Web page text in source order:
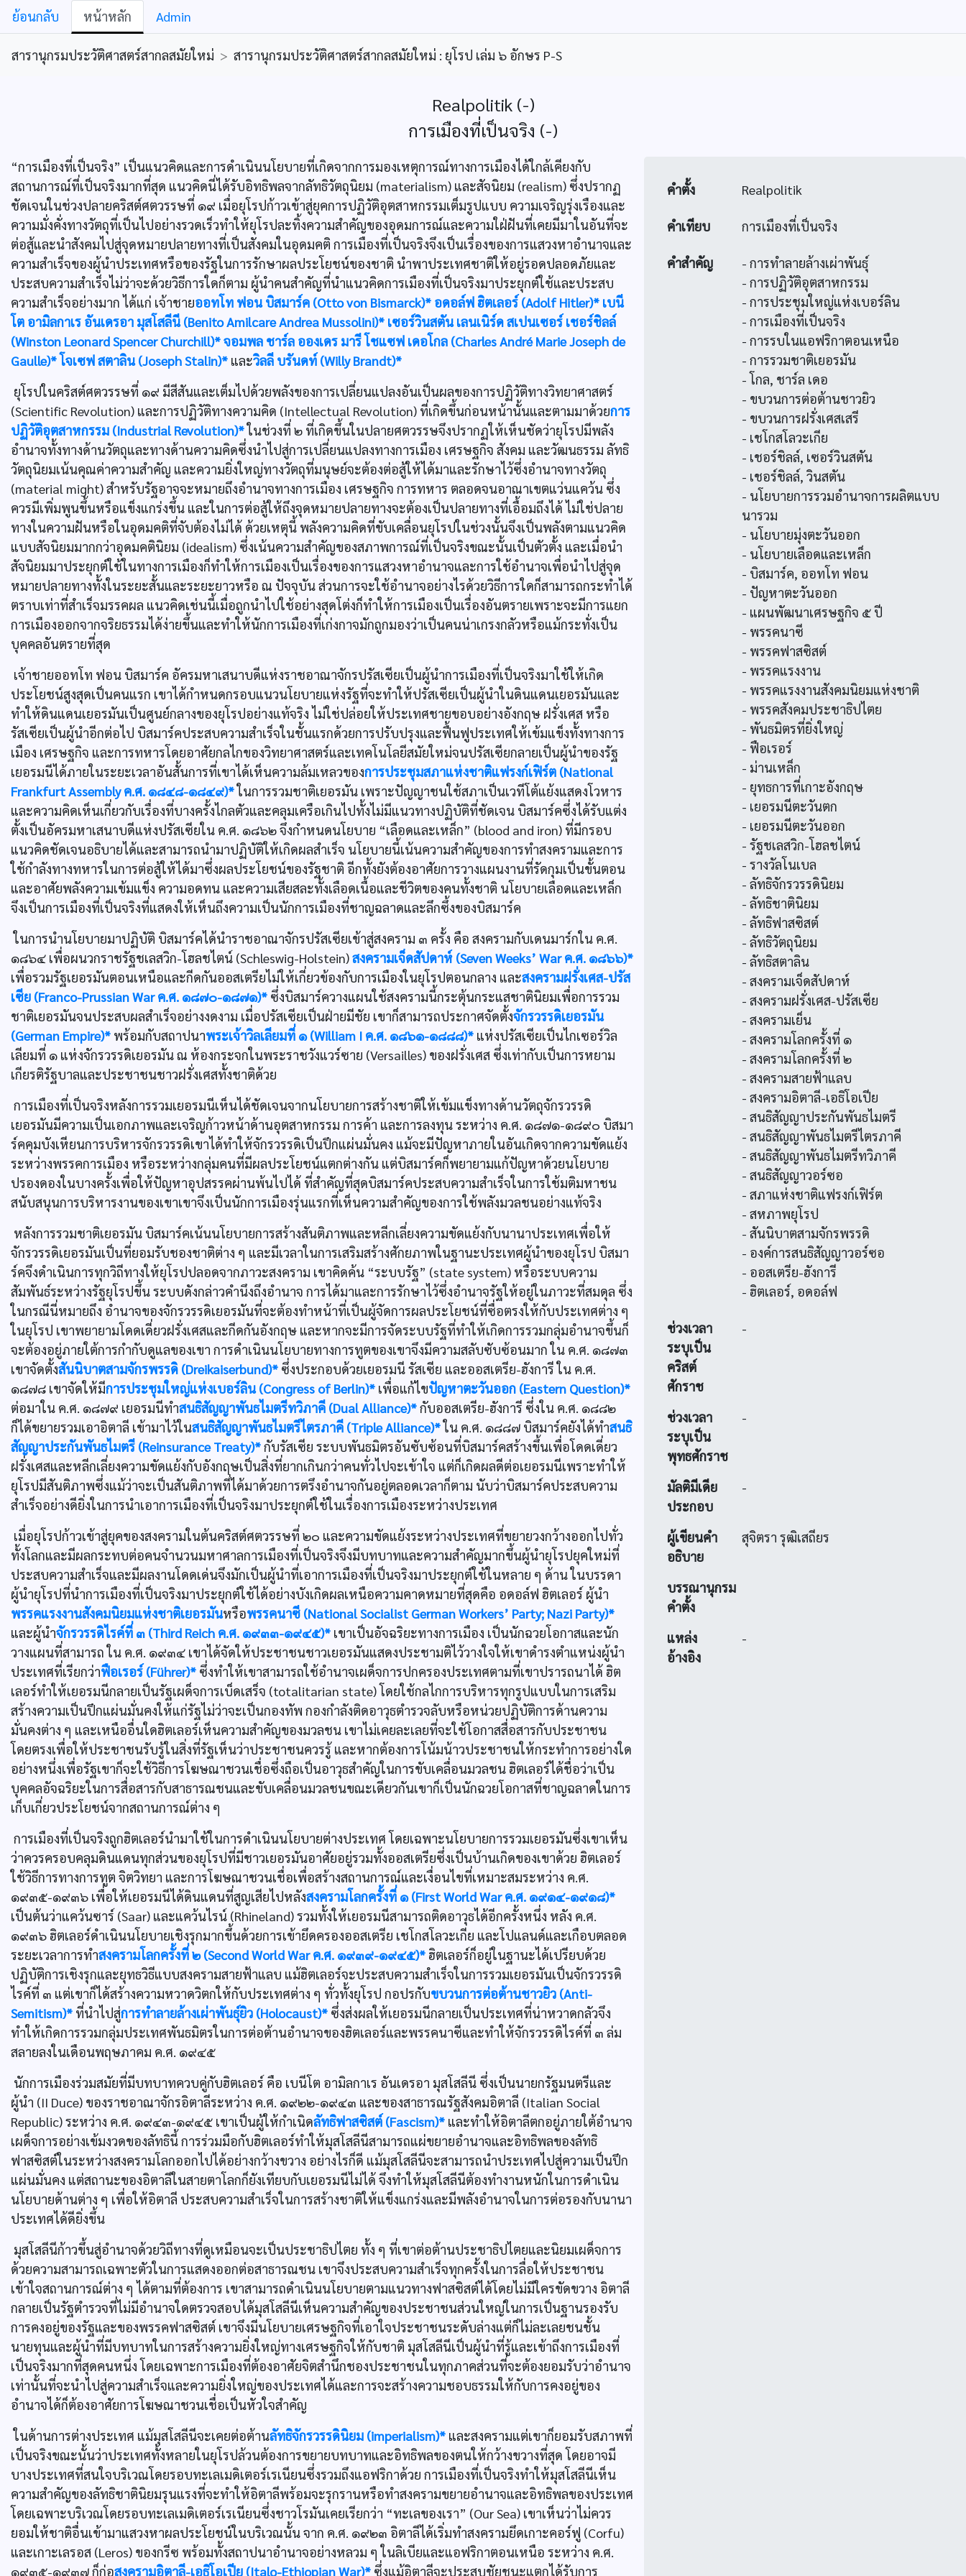
ย้อนกลับ หน้าหลัก Admin
สารานุกรมประวัติศาสตร์สากลสมัยใหม่ > สารานุกรมประวัติศาสตร์สากลสมัยใหม่ : ยุโรป เล่ม ๖ อักษร P-S
Realpolitik (-)
การเมืองที่เป็นจริง (-)
“การเมืองที่เป็นจริง” เป็นแนวคิดและการดำเนินนโยบายที่เกิดจากการมองเหตุการณ์ทางการเมืองได้ใกล้เคียงกับ
สถานการณ์ที่เป็นจริงมากที่สุด แนวคิดนี่ได้รับอิทธิพลจากลัทธิวัตถุนิยม (materialism) และสัจนิยม (realism) ซึ่งปรากฏ
ชัดเจนในช่วงปลายคริสต์ศตวรรษที่ ๑๙ เมื่อยุโรปก้าวเข้าสู่ยุคการปฏิวัติอุตสาหกรรมเต็มรูปแบบ ความเจริญรุ่งเรืองและ
ความมั่งคั่งทางวัตถุที่เป็นไปอย่างรวดเร็วทำให้ยุโรปละทิ้งความสำคัญของอุดมการณ์และความใฝ่ฝันที่เคยมีมาในอันที่จะ
ต่อสู้และนำสังคมไปสู่จุดหมายปลายทางที่เป็นสังคมในอุดมคติ การเมืองที่เป็นจริงจึงเป็นเรื่องของการแสวงหาอำนาจและ
ความสำเร็จของผู้นำประเทศหรือของรัฐในการรักษาผลประโยชน์ของชาติ นำพาประเทศชาติให้อยู่รอดปลอดภัยและ
ประสบความสำเร็จไม่ว่าจะด้วยวิธีการใดก็ตาม ผู้นำคนสำคัญที่นำแนวคิดการเมืองที่เป็นจริงมาประยุกต์ใช้และประสบ
ความสำเร็จอย่างมาก ได้แก่ เจ้าชายออทโท ฟอน บิสมาร์ค (Otto von Bismarck)* อดอล์ฟ ฮิตเลอร์ (Adolf Hitler)* เบนี
โต อามิลกาเร อันเดรอา มุสโสลีนี (Benito Amilcare Andrea Mussolini)* เซอร์วินสตัน เลนเนิร์ด สเปนเซอร์ เชอร์ชิลล์
(Winston Leonard Spencer Churchill)*จอมพล ชาร์ล อองเดร มารี โชแซฟ เดอโกล (Charles André Marie Joseph de
Gaulle)*โจเซฟ สตาลิน (Joseph Stalin)* และวิลลี บรันดท์ (Willy Brandt)*
ยุโรปในคริสต์ศตวรรษที่ ๑๙ มีสีสันและเต็มไปด้วยพลังของการเปลี่ยนแปลงอันเป็นผลของการปฏิวัติทางวิทยาศาสตร์
(Scientific Revolution) และการปฏิวัติทางความคิด (Intellectual Revolution) ที่เกิดขึ้นก่อนหน้านั้นและตามมาด้วยการ
ปฏิวัติอุตสาหกรรม (Industrial Revolution)*ในช่วงที่ ๒ ที่เกิดขึ้นในปลายศตวรรษจึงปรากฏให้เห็นชัดว่ายุโรปมีพลัง
อำนาจทั้งทางด้านวัตถุและทางด้านความคิดซึ่งนำไปสู่การเปลี่ยนแปลงทางการเมือง เศรษฐกิจ สังคม และวัฒนธรรม ลัทธิ
วัตถุนิยมเน้นคุณค่าความสำคัญ และความยิ่งใหญ่ทางวัตถุที่มนุษย์จะต้องต่อสู้ให้ได้มาและรักษาไว้ซึ่งอำนาจทางวัตถุ
(material might) สำหรับรัฐอาจจะหมายถึงอำนาจทางการเมือง เศรษฐกิจ การทหาร ตลอดจนอาณาเขตแว่นแคว้น ซึ่ง
ควรมีเพิ่มพูนขึ้นหรือแข็งแกร่งขึ้น และในการต่อสู้ให้ถึงจุดหมายปลายทางจะต้องเป็นปลายทางที่เอื้อมถึงได้ ไม่ใช่ปลาย
ทางในความฝันหรือในอุดมคติที่จับต้องไม่ได้ ด้วยเหตุนี้ พลังความคิดที่ขับเคลื่อนยุโรปในช่วงนั้นจึงเป็นพลังตามแนวคิด
แบบสัจนิยมมากกว่าอุดมคตินิยม (idealism) ซึ่งเน้นความสำคัญของสภาพการณ์ที่เป็นจริงขณะนั้นเป็นตัวตั้ง และเมื่อนำ
สัจนิยมมาประยุกต์ใช้ในทางการเมืองก็ทำให้การเมืองเป็นเรื่องของการแสวงหาอำนาจและการใช้อำนาจเพื่อนำไปสู่จุด
หมายปลายทางทั้งในระยะสั้นและระยะยาวหรือ ณ ปัจจุบัน ส่วนการจะใช้อำนาจอย่างไรด้วยวิธีการใดก็สามารถกระทำได้
ตราบเท่าที่สำเร็จมรรคผล แนวคิดเช่นนี้เมื่อถูกนำไปใช้อย่างสุดโต่งก็ทำให้การเมืองเป็นเรื่องอันตรายเพราะจะมีการแยก
การเมืองออกจากจริยธรรมได้ง่ายขึ้นและทำให้นักการเมืองที่เก่งกาจมักถูกมองว่าเป็นคนน่าเกรงกลัวหรือแม้กระทั่งเป็น
บุคคลอันตรายที่สุด
เจ้าชายออทโท ฟอน บิสมาร์ค อัครมหาเสนาบดีแห่งราชอาณาจักรปรัสเซียเป็นผู้นำการเมืองที่เป็นจริงมาใช้ให้เกิด
ประโยชน์สูงสุดเป็นคนแรก เขาได้กำหนดกรอบแนวนโยบายแห่งรัฐที่จะทำให้ปรัสเซียเป็นผู้นำในดินแดนเยอรมันและ
ทำให้ดินแดนเยอรมันเป็นศูนย์กลางของยุโรปอย่างแท้จริง ไม่ใช่ปล่อยให้ประเทศชายขอบอย่างอังกฤษ ฝรั่งเศส หรือ
รัสเซียเป็นผู้นำอีกต่อไป บิสมาร์คประสบความสำเร็จในชั้นแรกด้วยการปรับปรุงและฟื้นฟูประเทศให้เข้มแข็งทั้งทางการ
เมือง เศรษฐกิจ และการทหารโดยอาศัยกลไกของวิทยาศาสตร์และเทคโนโลยีสมัยใหม่จนปรัสเซียกลายเป็นผู้นำของรัฐ
เยอรมนีได้ภายในระยะเวลาอันสั้นการที่เขาได้เห็นความล้มเหลวของการประชุมสภาแห่งชาติแฟรงก์เฟิร์ต (National
Frankfurt Assembly ค.ศ. ๑๘๔๘-๑๘๔๙)*ในการรวมชาติเยอรมัน เพราะปัญญาชนใช้สภาเป็นเวทีโต้แย้งแสดงโวหาร
และความคิดเห็นเกี่ยวกับเรื่องที่บางครั้งไกลตัวและคลุมเครือเกินไปทั้งไม่มีแนวทางปฏิบัติที่ชัดเจน บิสมาร์คซึ่งได้รับแต่ง
ตั้งเป็นอัครมหาเสนาบดีแห่งปรัสเซียใน ค.ศ. ๑๘๖๒ จึงกำหนดนโยบาย “เลือดและเหล็ก” (blood and iron) ที่มีกรอบ
แนวคิดชัดเจนอธิบายได้และสามารถนำมาปฏิบัติให้เกิดผลสำเร็จ นโยบายนี้เน้นความสำคัญของการทำสงครามและการ
ใช้กำลังทางทหารในการต่อสู้ให้ได้มาซึ่งผลประโยชน์ของรัฐชาติ อีกทั้งยังต้องอาศัยการวางแผนงานที่รัดกุมเป็นขั้นตอน
และอาศัยพลังความเข้มแข็ง ความอดทน และความเสียสละทั้งเลือดเนื้อและชีวิตของคนทั้งชาติ นโยบายเลือดและเหล็ก
จึงเป็นการเมืองที่เป็นจริงที่แสดงให้เห็นถึงความเป็นนักการเมืองที่ชาญฉลาดและลึกซึ้งของบิสมาร์ค
ในการนำนโยบายมาปฏิบัติ บิสมาร์คได้นำราชอาณาจักรปรัสเซียเข้าสู่สงคราม ๓ ครั้ง คือ สงครามกับเดนมาร์กใน ค.ศ.
๑๘๖๔ เพื่อผนวกราชรัฐชเลสวิก-โฮลชไตน์ (Schleswig-Holstein)สงครามเจ็ดสัปดาห์ (Seven Weeks’ War ค.ศ. ๑๘๖๖)*
เพื่อรวมรัฐเยอรมันตอนเหนือและกีดกันออสเตรียไม่ให้เกี่ยวข้องกับการเมืองในยุโรปตอนกลาง และสงครามฝรั่งเศส-ปรัส
เซีย (Franco-Prussian War ค.ศ. ๑๘๗๐-๑๘๗๑)* ซึ่งบิสมาร์ควางแผนใช้สงครามนี้กระตุ้นกระแสชาตินิยมเพื่อการรวม
ชาติเยอรมันจนประสบผลสำเร็จอย่างงดงาม เมื่อปรัสเซียเป็นฝ่ายมีชัย เขาก็สามารถประกาศจัดตั้งจักรวรรดิเยอรมัน
(German Empire)* พร้อมกับสถาปนาพระเจ้าวิลเลียมที่ ๑ (William I ค.ศ. ๑๘๖๑-๑๘๘๘)* แห่งปรัสเซียเป็นไกเซอร์วิล
เลียมที่ ๑ แห่งจักรวรรดิเยอรมัน ณ ห้องกระจกในพระราชวังแวร์ซาย (Versailles) ของฝรั่งเศส ซึ่งเท่ากับเป็นการหยาม
เกียรติรัฐบาลและประชาชนชาวฝรั่งเศสทั้งชาติด้วย
การเมืองที่เป็นจริงหลังการรวมเยอรมนีเห็นได้ชัดเจนจากนโยบายการสร้างชาติให้เข้มแข็งทางด้านวัตถุจักรวรรดิ
เยอรมันมีความเป็นเอกภาพและเจริญก้าวหน้าด้านอุตสาหกรรม การค้า และการลงทุน ระหว่าง ค.ศ. ๑๘๗๑-๑๘๙๐ บิสมา
ร์คคุมบังเหียนการบริหารจักรวรรดิเขาได้ทำให้จักรวรรดิเป็นปึกแผ่นมั่นคง แม้จะมีปัญหาภายในอันเกิดจากความขัดแย้ง
ระหว่างพรรคการเมือง หรือระหว่างกลุ่มคนที่มีผลประโยชน์แตกต่างกัน แต่บิสมาร์คก็พยายามแก้ปัญหาด้วยนโยบาย
ปรองดองในบางครั้งเพื่อให้ปัญหาอุปสรรคผ่านพ้นไปได้ ที่สำคัญที่สุดบิสมาร์คประสบความสำเร็จในการใช้มติมหาชน
สนับสนุนการบริหารงานของเขาเขาจึงเป็นนักการเมืองรุ่นแรกที่เห็นความสำคัญของการใช้พลังมวลชนอย่างแท้จริง
หลังการรวมชาติเยอรมัน บิสมาร์คเน้นนโยบายการสร้างสันติภาพและหลีกเลี่ยงความขัดแย้งกับนานาประเทศเพื่อให้
จักรวรรดิเยอรมันเป็นที่ยอมรับชองชาติต่าง ๆ และมีเวลาในการเสริมสร้างศักยภาพในฐานะประเทศผู้นำของยุโรป บิสมา
ร์คจึงดำเนินการทุกวิถีทางให้ยุโรปปลอดจากภาวะสงคราม เขาคิดค้น “ระบบรัฐ” (state system) หรือระบบความ
สัมพันธ์ระหว่างรัฐยุโรปขึ้น ระบบดังกล่าวคำนึงถึงอำนาจ การได้มาและการรักษาไว้ซึ่งอำนาจรัฐให้อยู่ในภาวะที่สมดุล ซึ่ง
ในกรณีนี่หมายถึง อำนาจของจักรวรรดิเยอรมันที่จะต้องทำหน้าที่เป็นผู้จัดการผลประโยชน์ที่ซื่อตรงให้กับประเทศต่าง ๆ
ในยุโรป เขาพยายามโดดเดี่ยวฝรั่งเศสและกีดกันอังกฤษ และหากจะมีการจัดระบบรัฐที่ทำให้เกิดการรวมกลุ่มอำนาจขึ้นก็
จะต้องอยู่ภายใต้การกำกับดูแลของเขา การดำเนินนโยบายทางการทูตของเขาจึงมีความสลับซับซ้อนมาก ใน ค.ศ. ๑๘๗๓
เขาจัดตั้งสันนิบาตสามจักรพรรดิ (Dreikaiserbund)* ซึ่งประกอบด้วยเยอรมนี รัสเซีย และออสเตรีย-ฮังการี ใน ค.ศ.
๑๘๗๘ เขาจัดให้มีการประชุมใหญ่แห่งเบอร์ลิน (Congress of Berlin)* เพื่อแก้ไขปัญหาตะวันออก (Eastern Question)*
ต่อมาใน ค.ศ. ๑๘๗๙ เยอรมนีทำสนธิสัญญาพันธไมตรีทวิภาคี (Dual Alliance)*กับออสเตรีย-ฮังการี ซึ่งใน ค.ศ. ๑๘๘๒
ก็ได้ขยายรวมเอาอิตาลี เข้ามาไว้ในสนธิสัญญาพันธไมตรีไตรภาคี (Triple Alliance)*ใน ค.ศ. ๑๘๘๗ บิสมาร์คยังได้ทำสนธิ
สัญญาประกันพันธไมตรี (Reinsurance Treaty)*กับรัสเซีย ระบบพันธมิตรอันซับซ้อนที่บิสมาร์คสร้างขึ้นเพื่อโดดเดี่ยว
ฝรั่งเศสและหลีกเลี่ยงความขัดแย้งกับอังกฤษเป็นสิ่งที่ยากเกินกว่าคนทั่วไปจะเข้าใจ แต่ก็เกิดผลดีต่อเยอรมนีเพราะทำให้
ยุโรปมีสันติภาพซึ่งแม้ว่าจะเป็นสันติภาพที่ได้มาด้วยการตรึงอำนาจกันอยู่ตลอดเวลาก็ตาม นับว่าบิสมาร์คประสบความ
สำเร็จอย่างดียิ่งในการนำเอาการเมืองที่เป็นจริงมาประยุกต์ใช้ในเรื่องการเมืองระหว่างประเทศ
เมื่อยุโรปก้าวเข้าสู่ยุคของสงครามในต้นคริสต์ศตวรรษที่ ๒๐ และความขัดแย้งระหว่างประเทศที่ขยายวงกว้างออกไปทั่ว
ทั้งโลกและมีผลกระทบต่อคนจำนวนมหาศาลการเมืองที่เป็นจริงจึงมีบทบาทและความสำคัญมากขึ้นผู้นำยุโรปยุคใหม่ที่
ประสบความสำเร็จและมีผลงานโดดเด่นจึงมักเป็นผู้นำที่เอาการเมืองที่เป็นจริงมาประยุกต์ใช้ในหลาย ๆ ด้าน ในบรรดา
ผู้นำยุโรปที่นำการเมืองที่เป็นจริงมาประยุกต์ใช้ได้อย่างบังเกิดผลเหนือความคาดหมายที่สุดคือ อดอล์ฟ ฮิตเลอร์ ผู้นำ
พรรคแรงงานสังคมนิยมแห่งชาติเยอรมันหรือพรรคนาซี (National Socialist German Workers’ Party; Nazi Party)*
และผู้นำจักรวรรดิไรค์ที่ ๓ (Third Reich ค.ศ. ๑๙๓๓-๑๙๔๕)* เขาเป็นอัจฉริยะทางการเมือง เป็นนักฉวยโอกาสและนัก
วางแผนที่สามารถ ใน ค.ศ. ๑๙๓๔ เขาได้จัดให้ประชาชนชาวเยอรมันแสดงประชามติไว้วางใจให้เขาดำรงตำแหน่งผู้นำ
ประเทศที่เรียกว่าฟือเรอร์ (Führer)* ซึ่งทำให้เขาสามารถใช้อำนาจเผด็จการปกครองประเทศตามที่เขาปรารถนาได้ ฮิต
เลอร์ทำให้เยอรมนีกลายเป็นรัฐเผด็จการเบ็ดเสร็จ (totalitarian state) โดยใช้กลไกการบริหารทุกรูปแบบในการเสริม
สร้างความเป็นปึกแผ่นมั่นคงให้แก่รัฐไม่ว่าจะเป็นกองทัพ กองกำลังติดอาวุธตำรวจลับหรือหน่วยปฏิบัติการด้านความ
มั่นคงต่าง ๆ และเหนืออื่นใดฮิตเลอร์เห็นความสำคัญของมวลชน เขาไม่เคยละเลยที่จะใช้โอกาสสื่อสารกับประชาชน
โดยตรงเพื่อให้ประชาชนรับรู้ในสิ่งที่รัฐเห็นว่าประชาชนควรรู้ และหากต้องการโน้มน้าวประชาชนให้กระทำการอย่างใด
อย่างหนึ่งเพื่อรัฐเขาก็จะใช้วิธีการโฆษณาชวนเชื่อซึ่งถือเป็นอาวุธสำคัญในการขับเคลื่อนมวลชน ฮิตเลอร์ได้ชื่อว่าเป็น
บุคคลอัจฉริยะในการสื่อสารกับสาธารณชนและขับเคลื่อนมวลชนขณะเดียวกันเขาก็เป็นนักฉวยโอกาสที่ชาญฉลาดในการ
เก็บเกี่ยวประโยชน์จากสถานการณ์ต่าง ๆ
การเมืองที่เป็นจริงถูกฮิตเลอร์นำมาใช้ในการดำเนินนโยบายต่างประเทศ โดยเฉพาะนโยบายการรวมเยอรมันซึ่งเขาเห็น
ว่าควรครอบคลุมดินแดนทุกส่วนของยุโรปที่มีชาวเยอรมันอาศัยอยู่รวมทั้งออสเตรียซึ่งเป็นบ้านเกิดของเขาด้วย ฮิตเลอร์
ใช้วิธีการทางการทูต จิตวิทยา และการโฆษณาชวนเชื่อเพื่อสร้างสถานการณ์และเงื่อนไขที่เหมาะสมระหว่าง ค.ศ.
๑๙๓๕-๑๙๓๖ เพื่อให้เยอรมนีได้ดินแดนที่สูญเสียไปหลังสงครามโลกครั้งที่ ๑ (First World War ค.ศ. ๑๙๑๔-๑๙๑๘)*
เป็นต้นว่าแคว้นซาร์ (Saar) และแคว้นไรน์ (Rhineland) รวมทั้งให้เยอรมนีสามารถติดอาวุธได้อีกครั้งหนึ่ง หลัง ค.ศ.
๑๙๓๖ ฮิตเลอร์ดำเนินนโยบายเชิงรุกมากขึ้นด้วยการเข้ายึดครองออสเตรีย เชโกสโลวะเกีย และโปแลนด์และเกือบตลอด
ระยะเวลาการทำสงครามโลกครั้งที่ ๒ (Second World War ค.ศ. ๑๙๓๙-๑๙๔๕)* ฮิตเลอร์ก็อยู่ในฐานะได้เปรียบด้วย
ปฏิบัติการเชิงรุกและยุทธวิธีแบบสงครามสายฟ้าแลบ แม้ฮิตเลอร์จะประสบความสำเร็จในการรวมเยอรมันเป็นจักรวรรดิ
ไรค์ที่ ๓ แต่เขาก็ได้สร้างความหวาดวิตกให้กับประเทศต่าง ๆ ทั่วทั้งยุโรป กอปรกับขบวนการต่อต้านชาวยิว (Anti-
Semitism)* ที่นำไปสู่การทำลายล้างเผ่าพันธุ์ยิว (Holocaust)* ซึ่งส่งผลให้เยอรมนีกลายเป็นประเทศที่น่าหวาดกลัวจึง
ทำให้เกิดการรวมกลุ่มประเทศพันธมิตรในการต่อต้านอำนาจของฮิตเลอร์และพรรคนาซีและทำให้จักรวรรดิไรค์ที่ ๓ ล่ม
สลายลงในเดือนพฤษภาคม ค.ศ. ๑๙๔๕
นักการเมืองร่วมสมัยที่มีบทบาทควบคู่กับฮิตเลอร์ คือ เบนีโต อามิลกาเร อันเดรอา มุสโสลีนี ซึ่งเป็นนายกรัฐมนตรีและ
ผู้นำ (II Duce) ของราชอาณาจักรอิตาลีระหว่าง ค.ศ. ๑๙๒๒-๑๙๔๓ และของสาธารณรัฐสังคมอิตาลี (Italian Social
Republic) ระหว่าง ค.ศ. ๑๙๔๓-๑๙๔๕ เขาเป็นผู้ให้กำเนิดลัทธิฟาสซิสต์ (Fascism)* และทำให้อิตาลีตกอยู่ภายใต้อำนาจ
เผด็จการอย่างเข้มงวดของลัทธินี้ การร่วมมือกับฮิตเลอร์ทำให้มุสโสลีนีสามารถแผ่ขยายอำนาจและอิทธิพลของลัทธิ
ฟาสซิสต์ในระหว่างสงครามโลกออกไปได้อย่างกว้างขวาง อย่างไรก็ดี แม้มุสโสลีนีจะสามารถนำประเทศไปสู่ความเป็นปึก
แผ่นมั่นคง แต่สถานะของอิตาลีในสายตาโลกก็ยังเทียบกับเยอรมนีไม่ได้ จึงทำให้มุสโสลีนีต้องทำงานหนักในการดำเนิน
นโยบายด้านต่าง ๆ เพื่อให้อิตาลี ประสบความสำเร็จในการสร้างชาติให้แข็งแกร่งและมีพลังอำนาจในการต่อรองกับนานา
ประเทศได้ดียิ่งขึ้น
มุสโสลีนีก้าวขึ้นสู่อำนาจด้วยวิถีทางที่ดูเหมือนจะเป็นประชาธิปไตย ทั้ง ๆ ที่เขาต่อต้านประชาธิปไตยและนิยมเผด็จการ
ด้วยความสามารถเฉพาะตัวในการแสดงออกต่อสาธารณชน เขาจึงประสบความสำเร็จทุกครั้งในการลื่อให้ประชาชน
เข้าใจสถานการณ์ต่าง ๆ ได้ตามที่ต้องการ เขาสามารถดำเนินนโยบายตามแนวทางฟาสซิสต์ได้โดยไม่มีใครขัดขวาง อิตาลี
กลายเป็นรัฐตำรวจที่ไม่มีอำนาจใดตรวจสอบได้มุสโสลีนีเห็นความสำคัญของประชาชนส่วนใหญ่ในการเป็นฐานรองรับ
การคงอยู่ของรัฐและของพรรคฟาสซิสต์ เขาจึงมีนโยบายเศรษฐกิจที่เอาใจประชาชนระดับล่างแต่ก็ไม่ละเลยชนชั้น
นายทุนและผู้นำที่มีบทบาทในการสร้างความยิ่งใหญ่ทางเศรษฐกิจให้กับชาติ มุสโสลีนีเป็นผู้นำที่รู้และเข้าถึงการเมืองที่
เป็นจริงมากที่สุดคนหนึ่ง โดยเฉพาะการเมืองที่ต้องอาศัยจิตสำนึกชองประชาชนในทุกภาคส่วนที่จะต้องยอมรับว่าอำนาจ
เท่านั้นที่จะนำไปสู่ความสำเร็จและความยิ่งใหญ่ของประเทศได้และการจะสร้างความชอบธรรมให้กับการคงอยู่ของ
อำนาจได้ก็ต้องอาศัยการโฆษณาชวนเชื่อเป็นหัวใจสำคัญ
ในด้านการต่างประเทศ แม้มุสโสลีนีจะเคยต่อต้านลัทธิจักรวรรดินิยม (imperialism)* และสงครามแต่เขาก็ยอมรับสภาพที่
เป็นจริงขณะนั้นว่าประเทศทั้งหลายในยุโรปล้วนต้องการขยายบทบาทและอิทธิพลของตนให้กว้างขวางที่สุด โดยอาจมี
บางประเทศที่สนใจบริเวณโดยรอบทะเลเมดิเตอร์เรเนียนซึ่งรวมถึงแอฟริกาด้วย การเมืองที่เป็นจริงทำให้มุสโสลีนีเห็น
ความสำคัญของลัทธิชาตินิยมรุนแรงที่จะทำให้อิตาลีพร้อมจะรุกรานหรือทำสงครามขยายอำนาจและอิทธิพลของประเทศ
โดยเฉพาะบริเวณโดยรอบทะเลเมดิเตอร์เรเนียนซึ่งชาวโรมันเคยเรียกว่า “ทะเลของเรา” (Our Sea) เขาเห็นว่าไม่ควร
ยอมให้ชาติอื่นเข้ามาแสวงหาผลประโยชน์ในบริเวณนั้น จาก ค.ศ. ๑๙๒๓ อิตาลีได้เริ่มทำสงครามยึดเกาะคอร์ฟู (Corfu)
และเกาะเลรอส (Leros) ของกรีซ พร้อมทั้งสถาปนาอำนาจอย่างหลวม ๆ ในลิเบียและแอฟริกาตอนเหนือ ระหว่าง ค.ศ.
๑๙๓๕-๑๙๓๗ ก็ก่อสงครามอิตาลี-เอธิโอเปีย (Italo-Ethiopian War)* ซึ่งแม้อิตาลีจะประสบชัยชนะแตกได้รับการ
คำตั้ง Realpolitik
คำเทียบ การเมืองที่เป็นจริง
คำสำคัญ
- การทำลายล้างเผ่าพันธุ์
- การปฏิวัติอุตสาหกรรม
- การประชุมใหญ่แห่งเบอร์ลิน
- การเมืองที่เป็นจริง
- การรบในแอฟริกาตอนเหนือ
- การรวมชาติเยอรมัน
- โกล, ชาร์ล เดอ
- ขบวนการต่อต้านชาวยิว
- ขบวนการฝรั่งเศสเสรี
- เชโกสโลวะเกีย
- เชอร์ชิลล์, เซอร์วินสตัน
- เชอร์ชิลล์, วินสตัน
- นโยบายการรวมอำนาจการผลิตแบบ
นารวม
- นโยบายมุ่งตะวันออก
- นโยบายเลือดและเหล็ก
- บิสมาร์ค, ออทโท ฟอน
- ปัญหาตะวันออก
- แผนพัฒนาเศรษฐกิจ ๕ ปี
- พรรคนาซี
- พรรคฟาสซิสต์
- พรรคแรงงาน
- พรรคแรงงานสังคมนิยมแห่งชาติ
- พรรคสังคมประชาธิปไตย
- พันธมิตรที่ยิ่งใหญ่
- ฟือเรอร์
- ม่านเหล็ก
- ยุทธการที่เกาะอังกฤษ
- เยอรมนีตะวันตก
- เยอรมนีตะวันออก
- รัฐชเลสวิก-โฮลชไตน์
- รางวัลโนเบล
- ลัทธิจักรวรรดินิยม
- ลัทธิชาตินิยม
- ลัทธิฟาสซิสต์
- ลัทธิวัตถุนิยม
- ลัทธิสตาลิน
- สงครามเจ็ดสัปดาห์
- สงครามฝรั่งเศส-ปรัสเซีย
- สงครามเย็น
- สงครามโลกครั้งที่ ๑
- สงครามโลกครั้งที่ ๒
- สงครามสายฟ้าแลบ
- สงครามอิตาลี-เอธิโอเปีย
- สนธิสัญญาประกันพันธไมตรี
- สนธิสัญญาพันธไมตรีไตรภาคี
- สนธิสัญญาพันธไมตรีทวิภาคี
- สนธิสัญญาวอร์ซอ
- สภาแห่งชาติแฟรงก์เฟิร์ต
- สหภาพยุโรป
- สันนิบาตสามจักรพรรดิ
- องค์การสนธิสัญญาวอร์ซอ
- ออสเตรีย-ฮังการี
- ฮิตเลอร์, อดอล์ฟ
ช่วงเวลา
ระบุเป็น
คริสต์
ศักราช
-
ช่วงเวลา
ระบุเป็น
พุทธศักราช
-
มัลติมีเดีย
ประกอบ
-
ผู้เขียนคำ
อธิบาย
สุจิตรา รุฒิเสถียร
บรรณานุกรม
คำตั้ง
แหล่ง
อ้างอิง
-